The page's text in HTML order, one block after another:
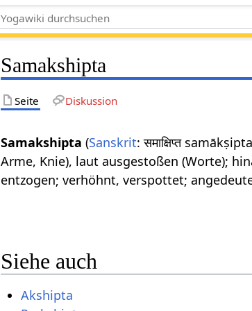
Samakshipta
Seite Diskussion
Samakshipta (Sanskrit: समाक्षिप्त
Arme, Knie), laut ausgestoßen (Worte);
entzogen; verhöhnt, verspottet;
Siehe auch
Akshipta